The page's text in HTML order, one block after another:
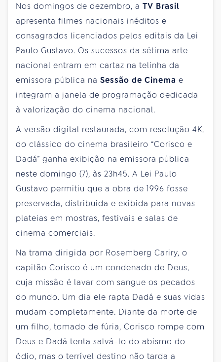
Nos domingos de dezembro, a TV Brasil
apresenta filmes nacionais inéditos e
consagrados licenciados pelos editais da Lei
Paulo Gustavo. Os sucessos da sétima arte
nacional entram em cartaz na telinha da
emissora pública na Sessão de Cinema e
integram a janela de programação dedicada
à valorização do cinema nacional.
A versão digital restaurada, com resolução 4K,
do clássico do cinema brasileiro “Corisco e
Dadá” ganha exibição na emissora pública
neste domingo (7), às 23h45. A Lei Paulo
Gustavo permitiu que a obra de 1996 fosse
preservada, distribuída e exibida para novas
plateias em mostras, festivais e salas de
cinema comerciais.
Na trama dirigida por Rosemberg Cariry, o
capitão Corisco é um condenado de Deus,
cuja missão é lavar com sangue os pecados
do mundo. Um dia ele rapta Dadá e suas vidas
mudam completamente. Diante da morte de
um filho, tomado de fúria, Corisco rompe com
Deus e Dadá tenta salvá-lo do abismo do
ódio, mas o terrível destino não tarda a